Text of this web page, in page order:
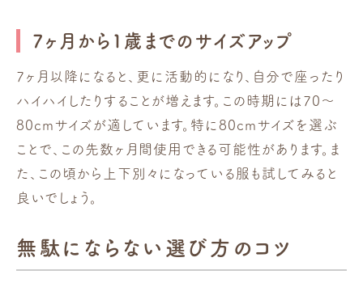
7ヶ月から1歳までのサイズアップ
7ヶ月以降になると、更に活動的になり、自分で座ったり
ハイハイしたりすることが増えます。この時期には70〜
80cmサイズが適しています。特に80cmサイズを選ぶ
ことで、この先数ヶ月間使用できる可能性があります。ま
た、この頃から上下別々になっている服も試してみると
良いでしょう。
無駄にならない選び方のコツ